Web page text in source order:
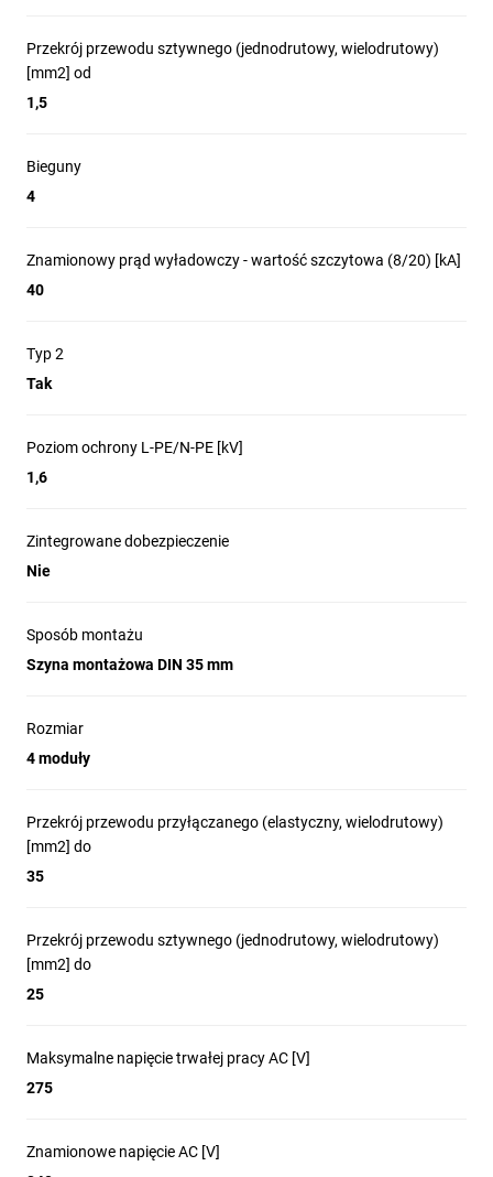
Urządzenie pracuje bez
DIN, wymienne wkładki ze
elektrycznego okresowego
Dostępna również wersja ze
Uzupełnieniem każdej
instalacji PV są ograniczniki
Przekrój przewodu sztywnego (jednodrutowy, wielodrutowy)
[mm2] od
1,5
Bieguny
4
Znamionowy prąd wyładowczy - wartość szczytowa (8/20) [kA]
40
Typ 2
Tak
Poziom ochrony L-PE/N-PE [kV]
1,6
Zintegrowane dobezpieczenie
Nie
Sposób montażu
Szyna montażowa DIN 35 mm
Rozmiar
4 moduły
Przekrój przewodu przyłączanego (elastyczny, wielodrutowy)
[mm2] do
35
Przekrój przewodu sztywnego (jednodrutowy, wielodrutowy)
[mm2] do
25
Maksymalne napięcie trwałej pracy AC [V]
275
Znamionowe napięcie AC [V]